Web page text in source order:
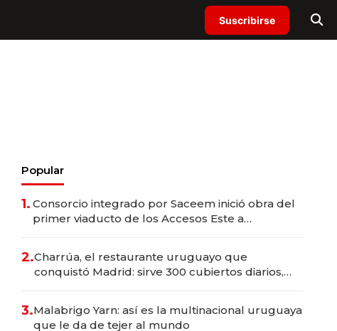
Suscribirse
Popular
1. Consorcio integrado por Saceem inició obra del
primer viaducto de los Accesos Este a
2.Charrúa, el restaurante uruguayo que
conquistó Madrid: sirve 300 cubiertos diarios,
3.Malabrigo Yarn: así es la multinacional uruguaya
que le da de tejer al mundo